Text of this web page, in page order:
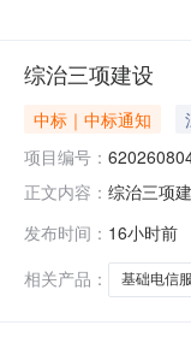
综治三项建设
中标｜中标通知
项目编号：
正文内容： 综治三项
称：中国
发布时间： 16小时前
相关产品：
基础电信